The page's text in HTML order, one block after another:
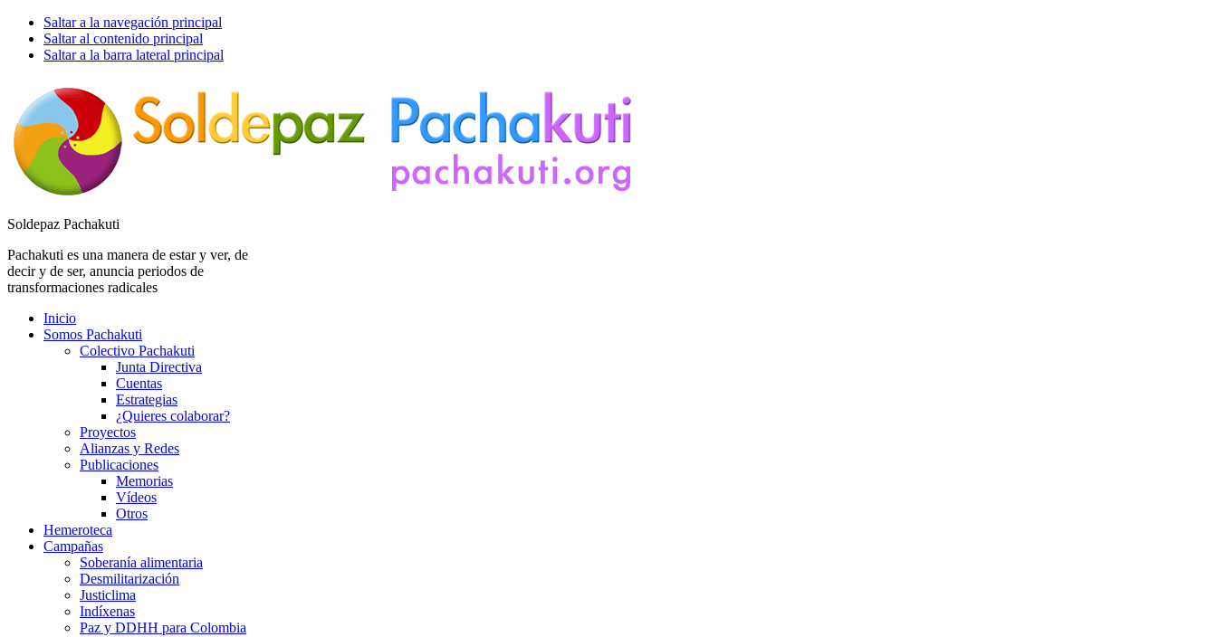
Saltar a la navegación principal
Saltar al contenido principal
Saltar a la barra lateral principal
Soldepaz Pachakuti
Pachakuti es una manera de estar y ver, de
decir y de ser, anuncia periodos de
transformaciones radicales
Inicio
Somos Pachakuti
Colectivo Pachakuti
Junta Directiva
Cuentas
Estrategias
¿Quieres colaborar?
Proyectos
Alianzas y Redes
Publicaciones
Memorias
Vídeos
Otros
Hemeroteca
Campañas
Soberanía alimentaria
Desmilitarización
Justiclima
Indíxenas
Paz y DDHH para Colombia